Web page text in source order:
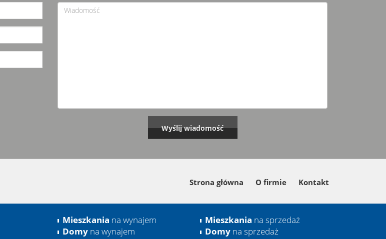
Strona główna O firmie Kontakt
Mieszkania na wynajem
Domy na wynajem
Mieszkania na sprzedaż
Domy na sprzedaż